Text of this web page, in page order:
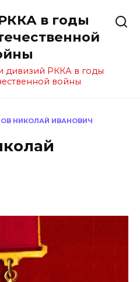
в годы
дивизий РККА в годы
войны
НИКОЛАЙ ИВАНОВИЧ